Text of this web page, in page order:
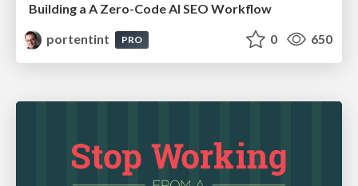
Building a A Zero-Code AI SEO Workflow
portentint
PRO 0 650